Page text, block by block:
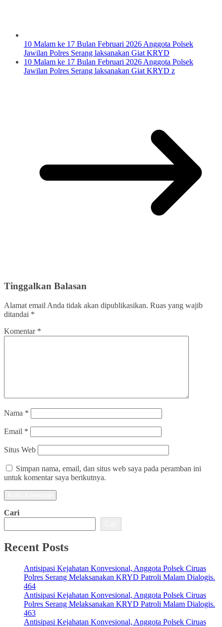
10 Malam ke 17 Bulan Februari 2026 Anggota Polsek
Jawilan Polres Serang laksanakan Giat KRYD
10 Malam ke 17 Bulan Februari 2026 Anggota Polsek
Jawilan Polres Serang laksanakan Giat KRYD z
Tinggalkan Balasan
Alamat email Anda tidak akan dipublikasikan. Ruas yang wajib
ditandai *
Komentar *
Nama *
Email *
Situs Web
Simpan nama, email, dan situs web saya pada peramban ini
untuk komentar saya berikutnya.
Cari
Recent Posts
Antisipasi Kejahatan Konvesional, Anggota Polsek Ciruas
Polres Serang Melaksanakan KRYD Patroli Malam Dialogis.
464
Antisipasi Kejahatan Konvesional, Anggota Polsek Ciruas
Polres Serang Melaksanakan KRYD Patroli Malam Dialogis.
463
Antisipasi Kejahatan Konvesional, Anggota Polsek Ciruas